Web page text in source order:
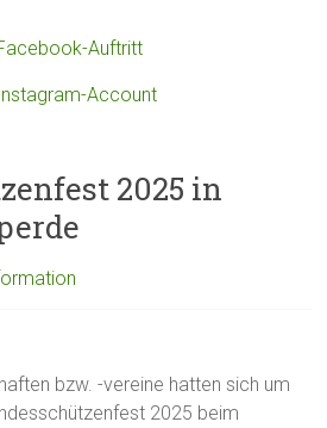
Auftritt
Account
2025 in
bzw. -vereine hatten sich um
2025 beim